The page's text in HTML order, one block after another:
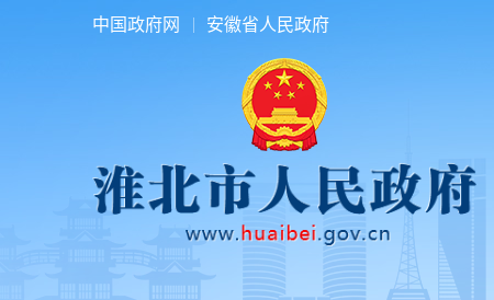
中国政府网 安徽省人民政府